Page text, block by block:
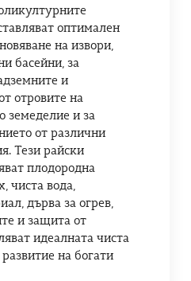
оптимален
на извори,
басейни, за
и
отровите на
земеделие и за
от различни
Тези райски
плодородна
чиста вода,
дърва за огрев,
и защита от
идеалната чиста
на богати